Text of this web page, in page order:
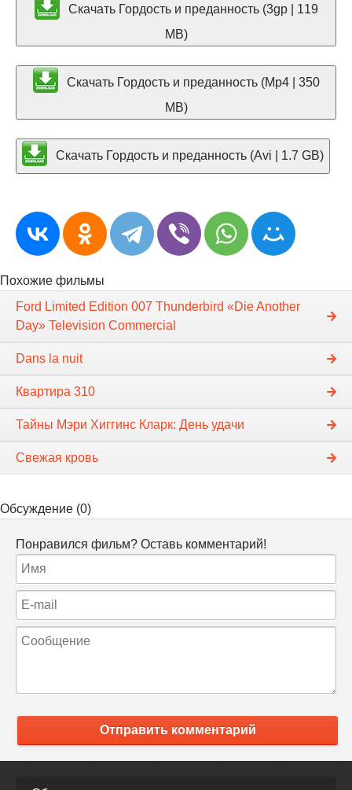
Скачать Гордость и преданность (3gp | 119
MB)
Скачать Гордость и преданность (Mp4 | 350
MB)
Скачать Гордость и преданность (Avi | 1.7 GB)
Похожие фильмы
Ford Limited Edition 007 Thunderbird «Die Another
Day» Television Commercial
Dans la nuit
Квартира 310
Тайны Мэри Хиггинс Кларк: День удачи
Свежая кровь
Обсуждение (0)
Понравился фильм? Оставь комментарий!
Отправить комментарий